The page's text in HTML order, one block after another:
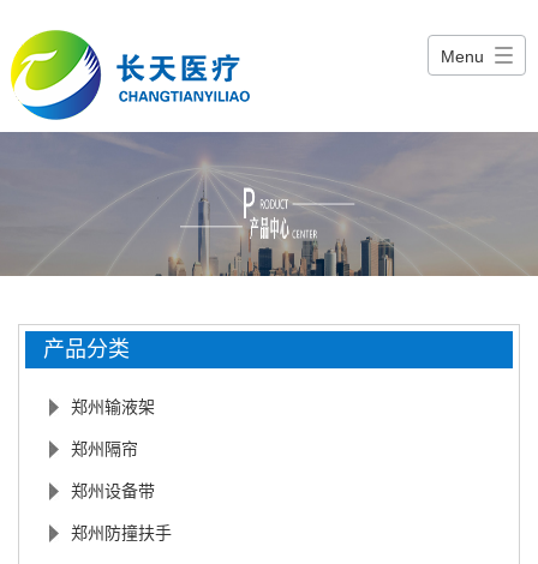
Menu
产品分类
郑州输液架
郑州隔帘
郑州设备带
郑州防撞扶手